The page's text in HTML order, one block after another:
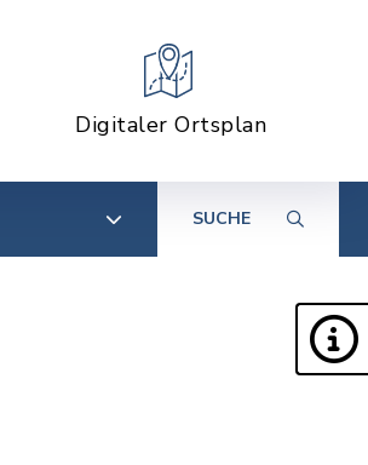
Digitaler Ortsplan
SUCHE